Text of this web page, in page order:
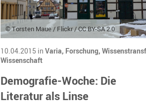
© Torsten Maue / Flickr / CC BY-SA 2.0
10.04.2015 in Varia, Forschung,
Wissenschaft
Demografie-Woche: Die
Literatur als Linse